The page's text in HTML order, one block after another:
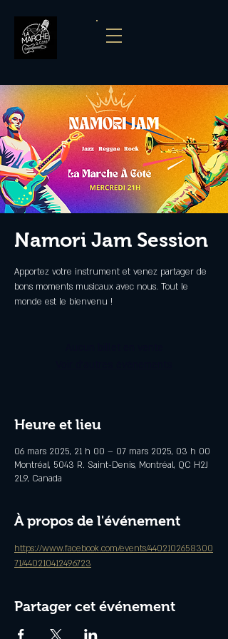
Namori Jam Session
Apportez votre instrument et venez partager de
bons moments musicaux avec nous. Tout le
monde est le bienvenu !
Heure et lieu
06 mars 2025, 21 h 00 – 07 mars 2025, 03 h 00
Montréal, 5043 R. Saint-Denis, Montréal, QC H2J
2L9, Canada
À propos de l'événement
https://www.facebook.com/events/4402102658300
71/440210412496723
Partager cet événement